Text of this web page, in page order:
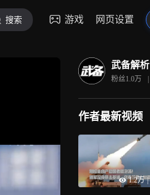
搜索 游戏 网页设置
武备解析
粉丝1.0万 |
作者最新视频
1.2万 |